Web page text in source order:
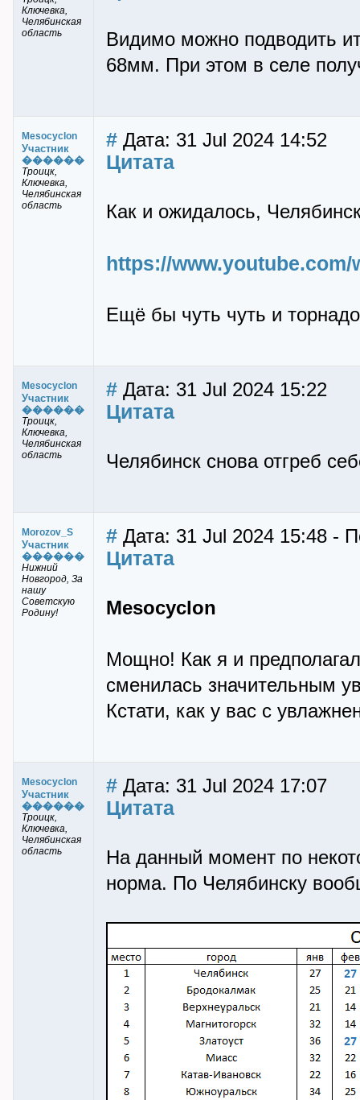
Ключевка,
Челябинская
область
Видимо можно подводить
68мм. При этом в селе
Mesocyclon
Участник
������
Троицк,
Ключевка,
Челябинская
область
# Дата: 31 Jul 2024 14:52
Цитата
Как и ожидалось,
https://
Ещё бы чуть чуть и
Mesocyclon
Участник
������
Троицк,
Ключевка,
Челябинская
область
# Дата: 31 Jul 2024 15:22
Цитата
Челябинск снова отгреб
Morozov_S
Участник
������
Нижний
Новгород, За
нашу
Советскую
Родину!
# Дата: 31 Jul 2024 15:48 -
Цитата
Mesocyclon
Мощно! Как я и
сменилась значительным
Кстати, как у вас с
Mesocyclon
Участник
������
Троицк,
Ключевка,
Челябинская
область
# Дата: 31 Jul 2024 17:07
Цитата
На данный момент по
норма. По Челябинску